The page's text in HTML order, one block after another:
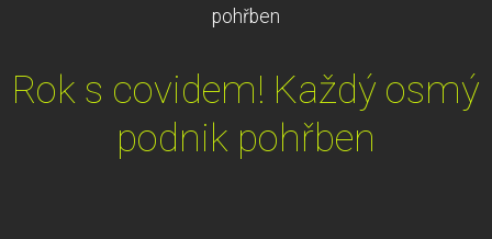
pohřben
Rok s covidem! Každý osmý
podnik pohřben